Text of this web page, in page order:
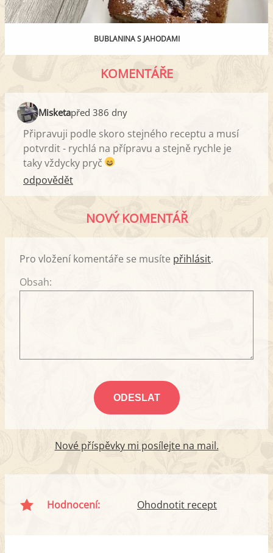
BUBLANINA S JAHODAMI
KOMENTÁŘE
Misketapřed 386 dny
Připravuji podle skoro stejného receptu a musí
potvrdit - rychlá na přípravu a stejně rychle je
taky vždycky pryč
odpovědět
NOVÝ KOMENTÁŘ
Pro vložení komentáře se musíte přihlásit.
Obsah:
Nové příspěvky mi posílejte na mail.
Hodnocení: Ohodnotit recept